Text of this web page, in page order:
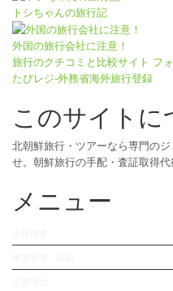
トシちゃんの旅行記
外国の旅行会社に注意！
旅行のクチコミと比較サイト フ
たびレジ-外務省海外旅行登録
このサイトに
北朝鮮旅行・ツアーなら専門の
せ。朝鮮旅行の手配・査証取得代
メニュー